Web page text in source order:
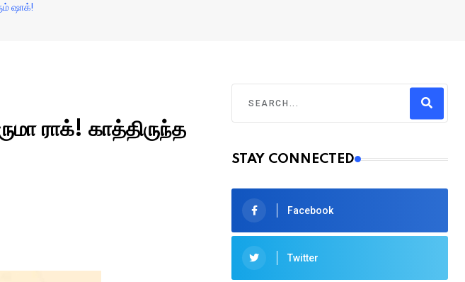
ஷாக்!
ராக்! காத்திருந்த
STAY CONNECTED
Facebook
Twitter